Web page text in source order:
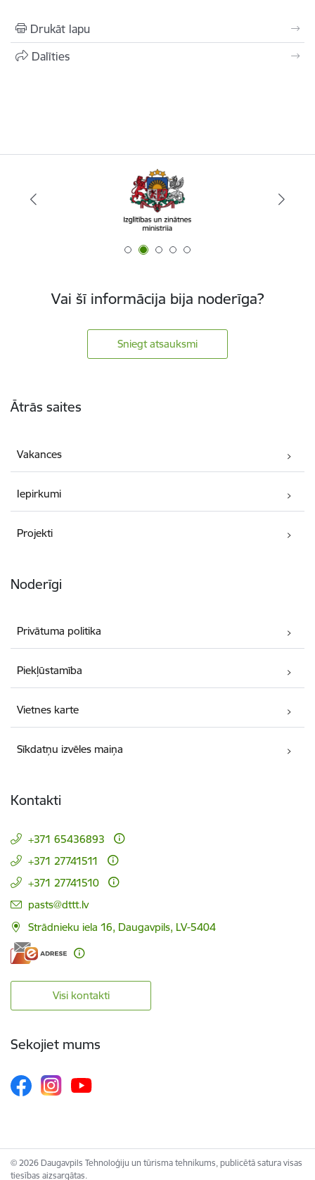
Drukāt lapu
Dalīties
Vai šī informācija bija noderīga?
Sniegt atsauksmi
Ātrās saites
Vakances
Iepirkumi
Projekti
Noderīgi
Privātuma politika
Piekļūstamība
Vietnes karte
Sīkdatņu izvēles maiņa
Kontakti
+371 65436893
+371 27741511
+371 27741510
E-pasts:
pasts@dttt.lv
Strādnieku iela 16, Daugavpils, LV-5404
Visi kontakti
Sekojiet mums
© 2026 Daugavpils Tehnoloģiju un tūrisma tehnikums, publicētā satura visas
tiesības aizsargātas.